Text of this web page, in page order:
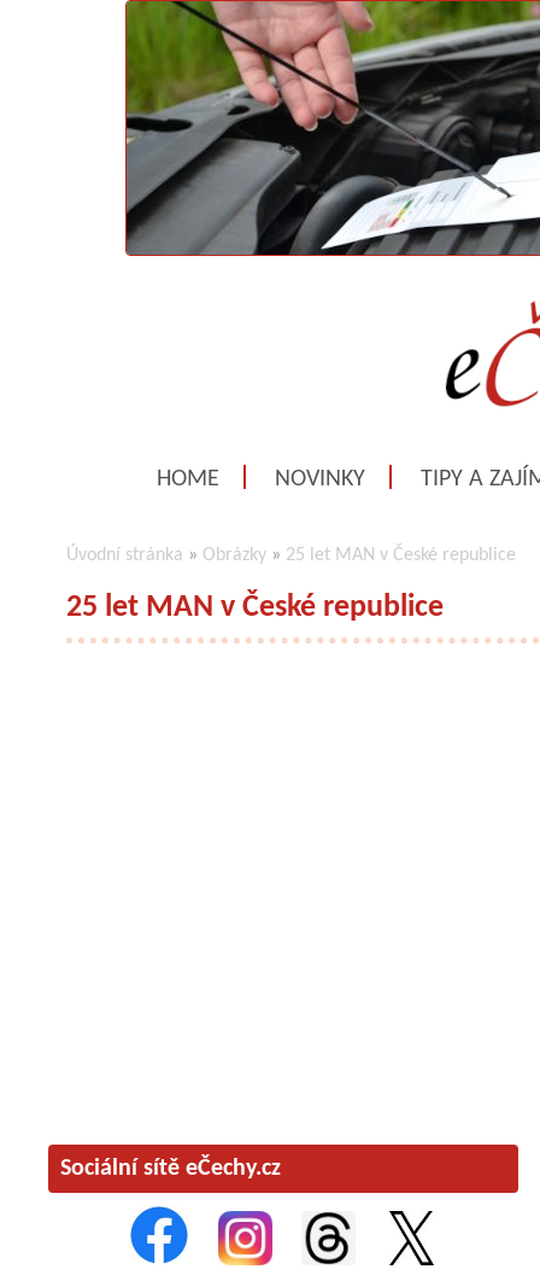
HOME NOVINKY TIPY A
Úvodní stránka » Obrázky » 25 let MAN v České republice
25 let MAN v České republice
Sociální sítě eČechy.cz